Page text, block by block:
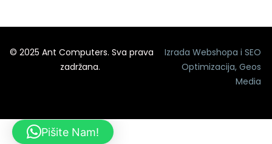
© 2025 Ant Computers. Sva prava
zadržana.
Izrada Webshopa iSEO
Optimizacija,Geos
Media
Pišite Nam!